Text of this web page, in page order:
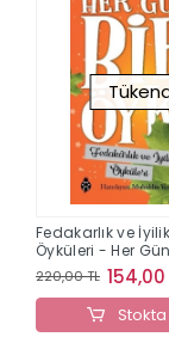
Fedakarlık ve İyilik
Öyküleri - Her
Öykü 10
220,00 TL 154,00
Stokta